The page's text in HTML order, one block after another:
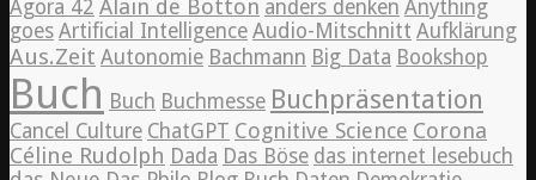
Agora 42 Alain de Botton anders denken Anything
goes Artificial Intelligence Audio-Mitschnitt Aufklärung
Aus.Zeit Autonomie Bachmann Big Data Bookshop
Buch Buch Buchmesse Buchpräsentation
Cancel Culture ChatGPT Cognitive Science Corona
Céline Rudolph Dada Das Böse das internet lesebuch